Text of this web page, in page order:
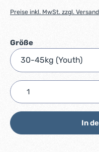
Preise inkl. MwSt. zzgl.
Größeauswählen
Produkt Anzahl: Gib
In